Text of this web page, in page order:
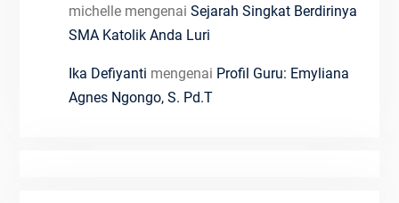
michellemengenai Sejarah Singkat Berdirinya
SMA Katolik Anda Luri
Ika Defiyanti mengenai Profil Guru: Emyliana
Agnes Ngongo, S. Pd.T